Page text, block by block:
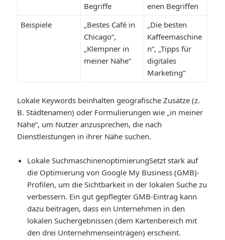
Begriffe
enen Begriffen
Beispiele
„Bestes Café in
Chicago“,
„Klempner in
meiner Nähe“
„Die besten
Kaffeemaschine
n“, „Tipps für
digitales
Marketing“
Lokale Keywords beinhalten geografische Zusätze (z.
B. Städtenamen) oder Formulierungen wie „in meiner
Nähe“, um Nutzer anzusprechen, die nach
Dienstleistungen in ihrer Nähe suchen.
Lokale SuchmaschinenoptimierungSetzt stark auf
die Optimierung von Google My Business (GMB)-
Profilen, um die Sichtbarkeit in der lokalen Suche zu
verbessern. Ein gut gepflegter GMB-Eintrag kann
dazu beitragen, dass ein Unternehmen in den
lokalen Suchergebnissen (dem Kartenbereich mit
den drei Unternehmenseinträgen) erscheint.